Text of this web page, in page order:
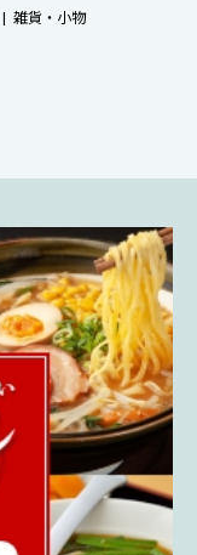
雑貨・小物